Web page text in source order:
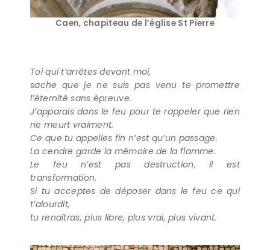
Caen, chapiteau de l’église St Pierre
Toi qui t’arrêtes devant moi,
sache que je ne suis pas venu te promettre
l’éternité sans épreuve.
J’apparais dans le feu pour te rappeler que rien
ne meurt vraiment.
Ce que tu appelles fin n’est qu’un passage.
La cendre garde la mémoire de la flamme.
Le feu n’est pas destruction, il est
transformation.
Si tu acceptes de déposer dans le feu ce qui
t’alourdit,
tu renaîtras, plus libre, plus vrai, plus vivant.